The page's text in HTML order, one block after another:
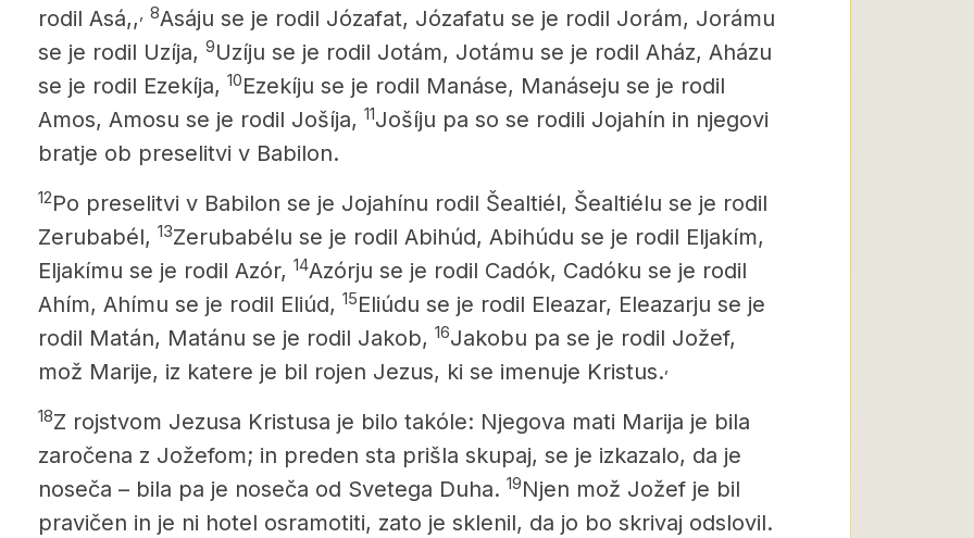
rodil Asá,,
8Asáju se je rodil Józafat, Józafatu se je rodil Jorám, Jorámu
se je rodil Uzíja, 9Uzíju se je rodil Jotám, Jotámu se je rodil Aház, Aházu
se je rodil Ezekíja, 10Ezekíju se je rodil Manáse, Manáseju se je rodil
Amos, Amosu se je rodil Jošíja, 11Jošíju pa so se rodili Jojahín in njegovi
bratje ob preselitvi v Babilon.
12Po preselitvi v Babilon se je Jojahínu rodil Šealtiél, Šealtiélu se je rodil
Zerubabél, 13Zerubabélu se je rodil Abihúd, Abihúdu se je rodil Eljakím,
Eljakímu se je rodil Azór, 14Azórju se je rodil Cadók, Cadóku se je rodil
Ahím, Ahímu se je rodil Eliúd, 15Eliúdu se je rodil Eleazar, Eleazarju se je
rodil Matán, Matánu se je rodil Jakob, 16Jakobu pa se je rodil Jožef,
mož Marije, iz katere je bil rojen Jezus, ki se imenuje Kristus.
18Z rojstvom Jezusa Kristusa je bilo takóle: Njegova mati Marija je bila
zaročena z Jožefom; in preden sta prišla skupaj, se je izkazalo, da je
noseča – bila pa je noseča od Svetega Duha. 19Njen mož Jožef je bil
pravičen in je ni hotel osramotiti, zato je sklenil, da jo bo skrivaj odslovil.